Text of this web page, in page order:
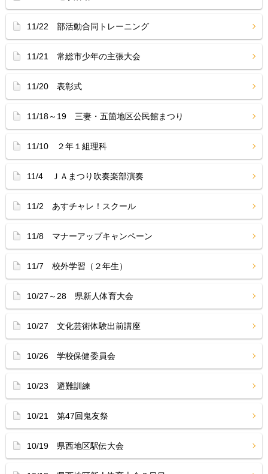
11/22 部活動合同トレーニング
11/21 常総市少年の主張大会
11/20 表彰式
11/18～19 三妻・五箇地区公民館まつり
11/10 ２年１組理科
11/4 ＪＡまつり吹奏楽部演奏
11/2 あすチャレ！スクール
11/8 マナーアップキャンペーン
11/7 校外学習（２年生）
10/27～28 県新人体育大会
10/27 文化芸術体験出前講座
10/26 学校保健委員会
10/23 避難訓練
10/21 第47回鬼友祭
10/19 県西地区駅伝大会